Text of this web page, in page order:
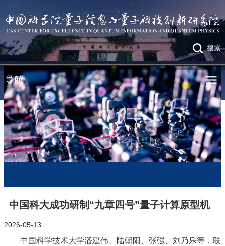
搜索
导航
中国科大成功研制“九章四号”量子计算原型机
2026-05-13
中国科学技术大学潘建伟、陆朝阳、张强、刘乃乐等，联